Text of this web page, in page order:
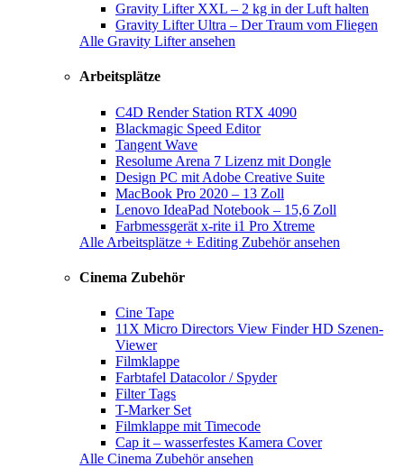
Gravity Lifter XXL – 2 kg in der Luft halten
Gravity Lifter Ultra – Der Traum vom Fliegen
Alle Gravity Lifter ansehen
Arbeitsplätze
C4D Render Station RTX 4090
Blackmagic Speed Editor
Tangent Wave
Resolume Arena 7 Lizenz mit Dongle
Design PC mit Adobe Creative Suite
MacBook Pro 2020 – 13 Zoll
Lenovo IdeaPad Notebook – 15,6 Zoll
Farbmessgerät x-rite i1 Pro Xtreme
Alle Arbeitsplätze + Editing Zubehör ansehen
Cinema Zubehör
Cine Tape
11X Micro Directors View Finder HD Szenen-
Viewer
Filmklappe
Farbtafel Datacolor / Spyder
Filter Tags
T-Marker Set
Filmklappe mit Timecode
Cap it – wasserfestes Kamera Cover
Alle Cinema Zubehör ansehen